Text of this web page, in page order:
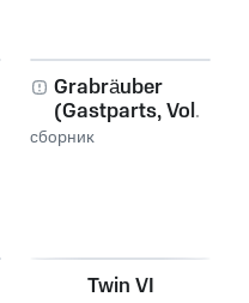
Grabräuber
(Gastparts, Vol. 1)
сборник
Twin VI